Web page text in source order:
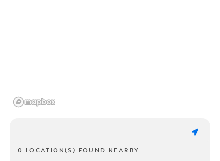
0 LOCATION(S) FOUND NEARBY